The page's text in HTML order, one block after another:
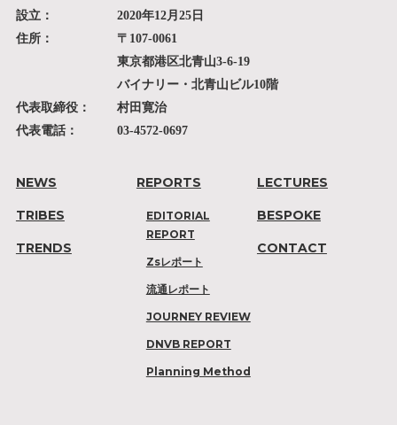
設立：
2020年12月25日
住所：
〒107-0061
東京都港区北青山3-6-19
バイナリー・北青山ビル10階
代表取締役：
村田寛治
代表電話：
03-4572-0697
NEWS
TRIBES
TRENDS
REPORTS
EDITORIAL
REPORT
Zsレポート
流通レポート
JOURNEY REVIEW
DNVB REPORT
Planning Method
LECTURES
BESPOKE
CONTACT